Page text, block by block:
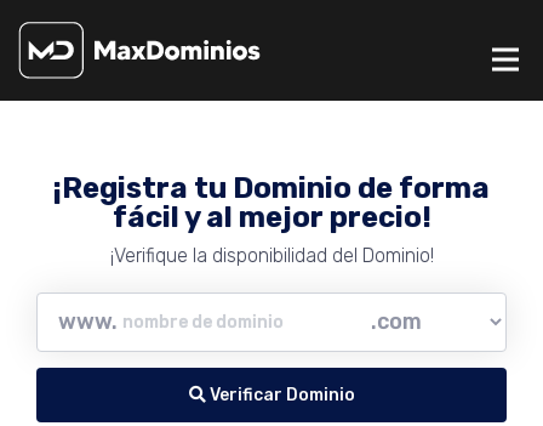
¡Registra tu Dominio de forma
fácil y al mejor precio!
¡Verifique la disponibilidad del Dominio!
www.
Verificar Dominio